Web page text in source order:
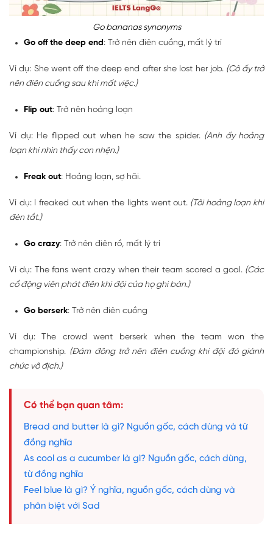
Go bananas synonyms
Go off the deep end: Trở nên điên cuồng, mất lý trí
Ví dụ: She went off the deep end after she lost her job. (Cô ấy trở
nên điên cuồng sau khi mất việc.)
Flip out: Trở nên hoảng loạn
Ví dụ: He flipped out when he saw the spider. (Anh ấy hoảng
loạn khi nhìn thấy con nhện.)
Freak out: Hoảng loạn, sợ hãi.
Ví dụ: I freaked out when the lights went out. (Tôi hoảng loạn khi
đèn tắt.)
Go crazy: Trở nên điên rồ, mất lý trí
Ví dụ: The fans went crazy when their team scored a goal. (Các
cổ động viên phát điên khi đội của họ ghi bàn.)
Go berserk: Trở nên điên cuồng
Ví dụ: The crowd went berserk when the team won the
championship. (Đám đông trở nên điên cuồng khi đội đó giành
chức vô địch.)
Có thể bạn quan tâm:
Bread and butter là gì? Nguồn gốc, cách dùng và từ
đồng nghĩa
As cool as a cucumber là gì? Nguồn gốc, cách dùng,
từ đồng nghĩa
Feel blue là gì? Ý nghĩa, nguồn gốc, cách dùng và
phân biệt với Sad